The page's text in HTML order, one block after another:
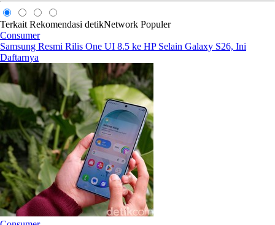
Terkait Rekomendasi detikNetwork Populer
Consumer
Samsung Resmi Rilis One UI 8.5 ke HP Selain Galaxy S26, Ini
Daftarnya